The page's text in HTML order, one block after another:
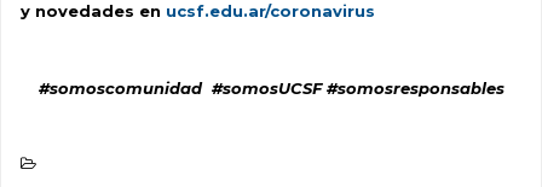
y novedades en ucsf.edu.ar/coronavirus
#somoscomunidad #somosUCSF #somosresponsables